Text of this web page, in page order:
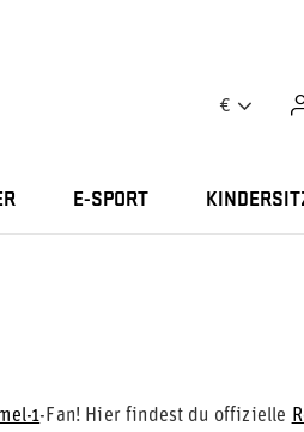
€
E-SPORT
1-Fan! Hier findest du offizielle